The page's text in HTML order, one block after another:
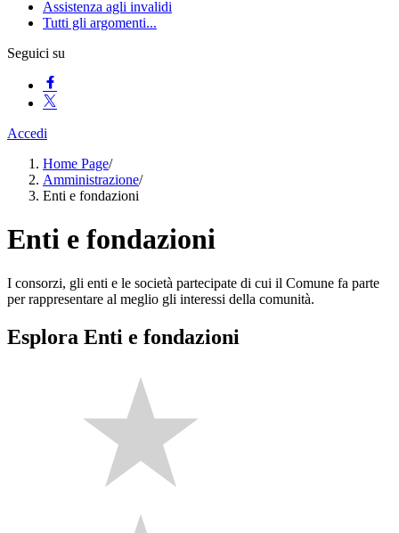
Assistenza agli invalidi
Tutti gli argomenti...
Seguici su
Accedi
Home Page/
Amministrazione/
Enti e fondazioni
Enti e fondazioni
I consorzi, gli enti e le società partecipate di cui il Comune fa parte
per rappresentare al meglio gli interessi della comunità.
Esplora Enti e fondazioni